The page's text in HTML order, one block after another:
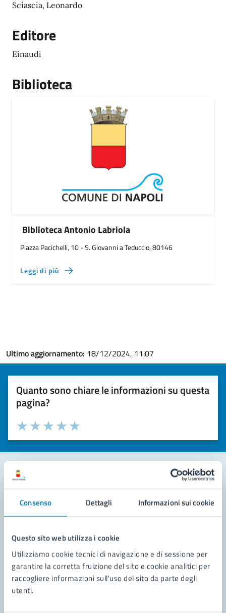
Consenso Dettagli Informazioni sui cookie
Questo sito web utilizza i cookie
Utilizziamo cookie tecnici di navigazione e di sessione per
garantire la corretta fruizione del sito e cookie analitici per
raccogliere informazioni sull'uso del sito da parte degli
utenti.
Sciascia, Leonardo
Editore
Einaudi
Biblioteca
Biblioteca Antonio Labriola
Piazza Pacichelli, 10 - S. Giovanni a Teduccio, 80146
Leggi di più
Ultimo aggiornamento: 18/12/2024, 11:07
Quanto sono chiare le informazioni su questa
pagina?
Valuta la chiarezza delle informazioni (da 1 a 5 stelle)
Seleziona il numero di stelle per valutare la chiarezza delle
Valuta 5 stelle su 5
Valuta 4 stelle su 5
Valuta 3 stelle su 5
Valuta 2 stelle su 5
Valuta 1 stelle su 5
Leggi le domande frequenti
Richiedi assistenza
Prenota appuntamento
Problemi in città